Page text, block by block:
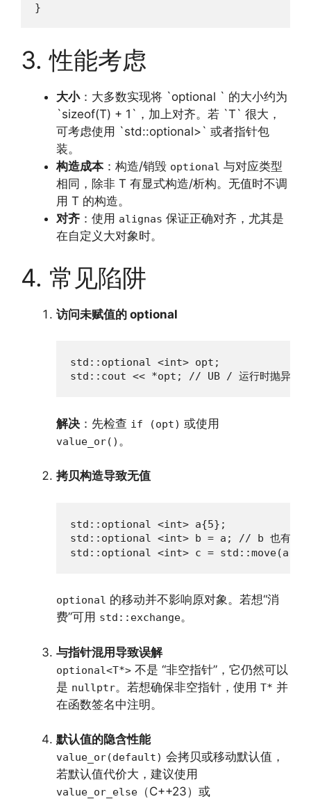
}
3. 性能考虑
大小：大多数实现将 `optional ` 的大小约为
`sizeof(T) + 1`，加上对齐。若 `T` 很大，
可考虑使用 `std::optional>` 或者指针包
装。
构造成本：构造/销毁 optional 与对应类型
相同，除非 T 有显式构造/析构。无值时不调
用 T 的构造。
对齐 ：使用 alignas 保证正确对齐，尤其是
在自定义大对象时。
4. 常见陷阱
访问未赋值的 optional
std::optional <int> opt;
std::cout << *opt; // UB / 运行时抛异常
解决 ：先检查 if (opt) 或使用
value_or() 。
拷贝构造导致无值
std::optional <int> a{5};
std::optional <int> b = a; // b 也有值
std::optional <int> c = std::move(a); //
optional 的移动并不影响原对象。若想“消
费”可用 std::exchange。
与指针混用导致误解
optional<T*> 不是 “非空指针”，它仍然可以
是 nullptr。若想确保非空指针，使用 T* 并
在函数签名中注明。
默认值的隐含性能
value_or(default) 会拷贝或移动默认值，
若默认值代价大，建议使用
value_or_else （C++23）或